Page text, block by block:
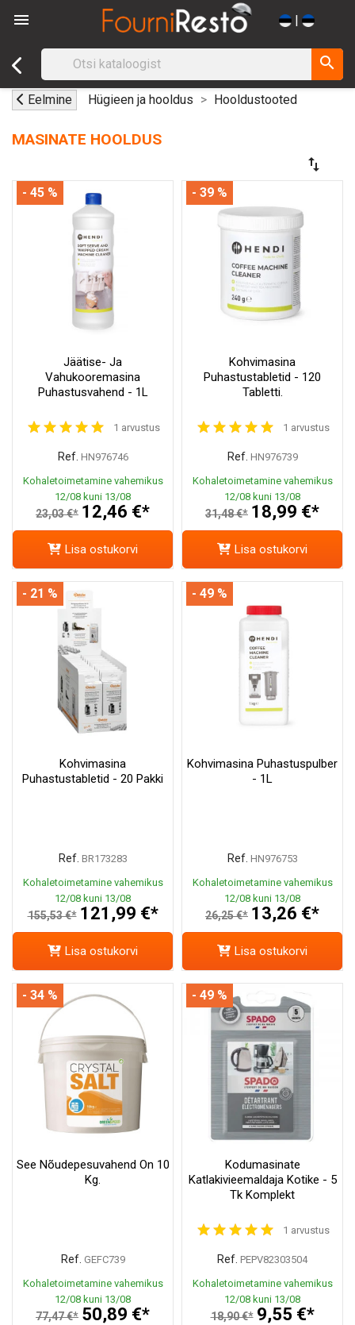
 |
search
Eelmine Hügieen ja hooldus Hooldustooted
MASINATE HOOLDUS
swap_vert
Jäätise- Ja
Vahukooremasina
Puhastusvahend - 1L
1 arvustus
Ref. HN976746
Kohaletoimetamine vahemikus
12/08 kuni 13/08
23,03 €* 12,46 €*
- 45 %
Lisa ostukorvi
Kohvimasina
Puhastustabletid - 120
Tabletti.
1 arvustus
Ref. HN976739
Kohaletoimetamine vahemikus
12/08 kuni 13/08
31,48 €* 18,99 €*
- 39 %
Lisa ostukorvi
Kohvimasina
Puhastustabletid - 20 Pakki
Ref. BR173283
Kohaletoimetamine vahemikus
12/08 kuni 13/08
155,53 €* 121,99 €*
- 21 %
Lisa ostukorvi
Kohvimasina Puhastuspulber
- 1L
Ref. HN976753
Kohaletoimetamine vahemikus
12/08 kuni 13/08
26,25 €* 13,26 €*
- 49 %
Lisa ostukorvi
See Nõudepesuvahend On 10
Kg.
Ref. GEFC739
Kohaletoimetamine vahemikus
12/08 kuni 13/08
77,47 €* 50,89 €*
- 34 %
Kodumasinate
Katlakivieemaldaja Kotike - 5
Tk Komplekt
1 arvustus
Ref. PEPV82303504
Kohaletoimetamine vahemikus
12/08 kuni 13/08
18,90 €* 9,55 €*
- 49 %